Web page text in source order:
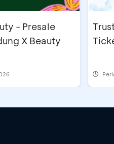
- Presale
X Beauty